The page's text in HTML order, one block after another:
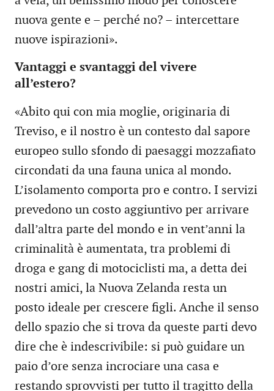
nuova gente e – perché no? – intercettare
nuove ispirazioni».
Vantaggi e svantaggi del vivere
all’estero?
«Abito qui con mia moglie, originaria di
Treviso, e il nostro è un contesto dal sapore
europeo sullo sfondo di paesaggi mozzafiato
circondati da una fauna unica al mondo.
L’isolamento comporta pro e contro. I servizi
prevedono un costo aggiuntivo per arrivare
dall’altra parte del mondo e in vent’anni la
criminalità è aumentata, tra problemi di
droga e gang di motociclisti ma, a detta dei
nostri amici, la Nuova Zelanda resta un
posto ideale per crescere figli. Anche il senso
dello spazio che si trova da queste parti devo
dire che è indescrivibile: si può guidare un
paio d’ore senza incrociare una casa e
restando sprovvisti per tutto il tragitto della